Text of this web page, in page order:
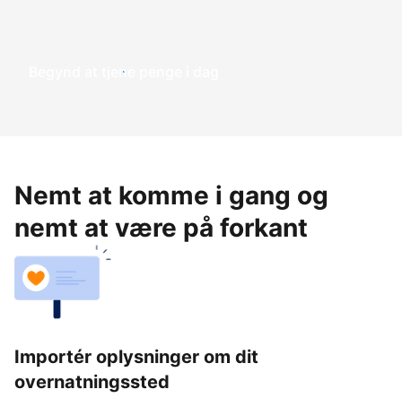
Begynd at tjene penge i dag
Nemt at komme i gang og
nemt at være på forkant
Importér oplysninger om dit
overnatningssted